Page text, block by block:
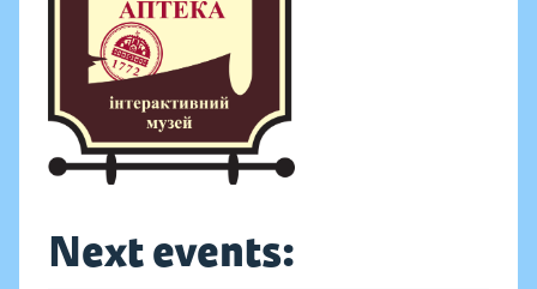
Next events: